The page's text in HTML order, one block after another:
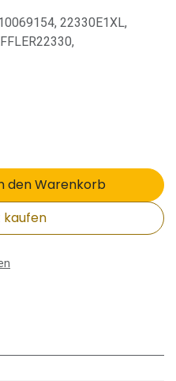
22330E1XL,
den Warenkorb